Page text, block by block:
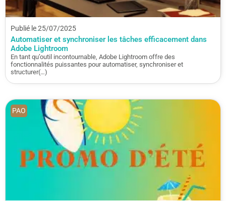
Publié le 25/07/2025
Automatiser et synchroniser les tâches efficacement dans
Adobe Lightroom
En tant qu’outil incontournable, Adobe Lightroom offre des
fonctionnalités puissantes pour automatiser, synchroniser et
structurer(…)
PAO